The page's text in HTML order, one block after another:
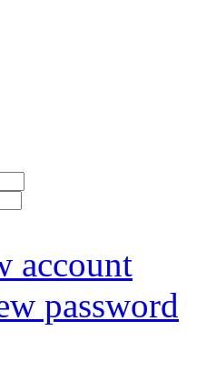
account
password